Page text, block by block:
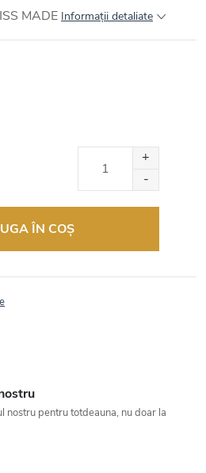
MADE Informaţii detaliate
ÎN COŞ
nostru pentru totdeauna, nu doar la